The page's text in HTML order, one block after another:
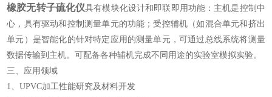
橡胶无转子硫化仪具有模块化设计和即联即用功能：主机是控制中
心，具有驱动和控制测量单元的功能；受控辅机（如混合单元和挤出
单元）是智能化的针对特定应用的测量单元，可通过总线系统将测量
数据传输到主机。可配备各种辅机完成不同用途的实验室模拟实验。
三、应用领域
1、UPVC加工性能研究及材料开发